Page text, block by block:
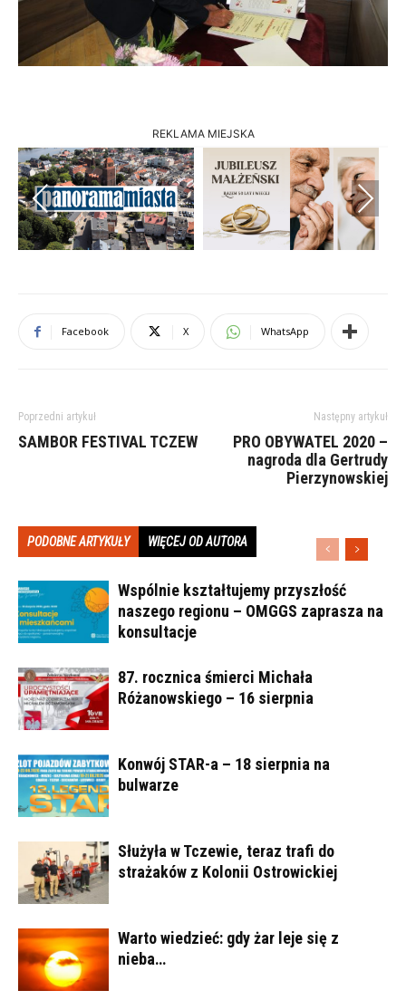
REKLAMA MIEJSKA
Previous Next
Facebook X WhatsApp
Poprzedni artykuł
SAMBOR FESTIVAL TCZEW
Następny artykuł
PRO OBYWATEL 2020 –
nagroda dla Gertrudy
Pierzynowskiej
PODOBNE ARTYKUŁY WIĘCEJ OD AUTORA
Wspólnie kształtujemy przyszłość
naszego regionu – OMGGS zaprasza na
konsultacje
87. rocznica śmierci Michała
Różanowskiego – 16 sierpnia
Konwój STAR-a – 18 sierpnia na
bulwarze
Służyła w Tczewie, teraz trafi do
strażaków z Kolonii Ostrowickiej
Warto wiedzieć: gdy żar leje się z
nieba…